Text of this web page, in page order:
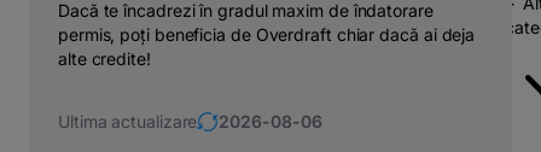
Dacă te încadrezi în gradul maxim de îndatorare
permis, poți beneficia de Overdraft chiar dacă ai deja
alte credite!
Ultima actualizare 2026-08-06